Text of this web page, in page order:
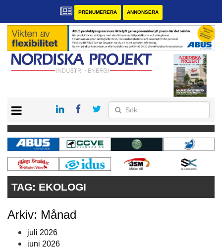
PRENUMERERA ANNONSERA
KONTAKT
VÅRA ANDRA MAGASIN
PRENUMERERA
ANNONSERA
TAG: EKOLOGI
Arkiv: Månad
juli 2026
juni 2026